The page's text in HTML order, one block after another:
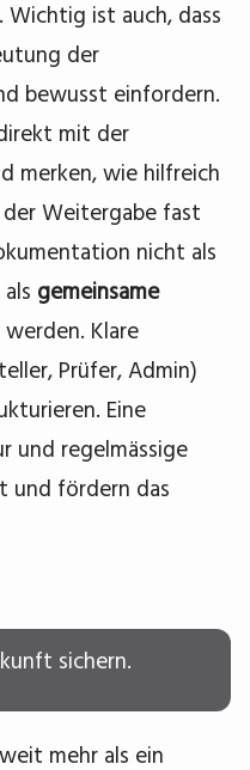
ist auch, dass
der
bewusst einfordern.
mit der
merken, wie hilfreich
Weitergabe fast
nicht als
gemeinsame
Klare
Prüfer, Admin)
Eine
und regelmässige
und fördern das
sichern.
mehr als ein